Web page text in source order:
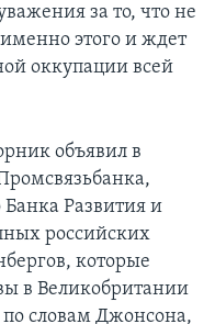
за то, что не
этого и ждет
оккупации всей
объявил в
Развития и
российских
которые
в Великобритании
по словам Джонсона,